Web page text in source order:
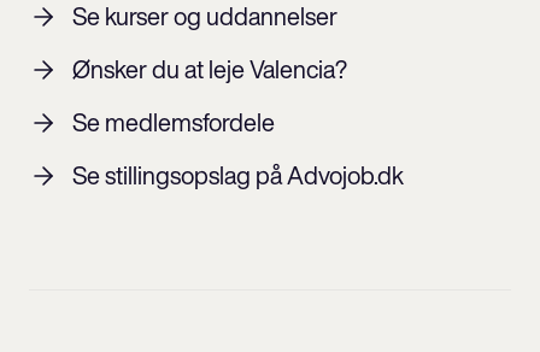
Se kurser og uddannelser
Ønsker du at leje Valencia?
Se medlemsfordele
Se stillingsopslag på Advojob.dk